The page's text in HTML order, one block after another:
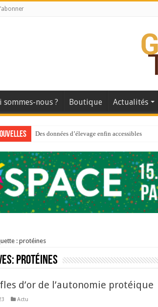
sommes-nous ? Boutique Actualités
Des données d’élevage enfin accessibles
Au sommaire du premier numéro de 2025
Au sommaire de GTM 110
Aidez-nous à améliorer la santé de vos veaux !
Au sommaire de GTM 91
À l’est, un nouveau virus
Un été fructueux pour Lactalis
:protéines
protéines
d’or de l’autonomie protéique
Actu